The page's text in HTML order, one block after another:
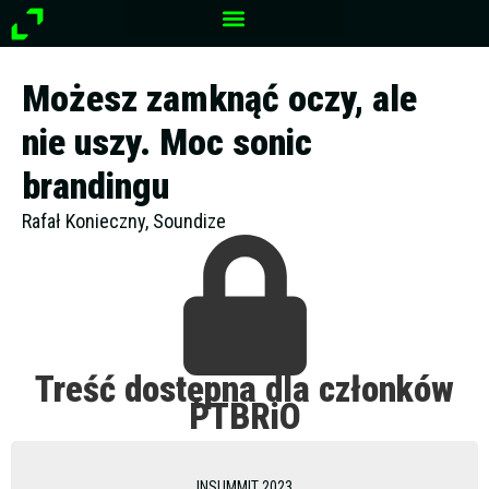
Przejdź
do
Możesz zamknąć oczy, ale
nie uszy. Moc sonic
brandingu
Rafał Konieczny, Soundize
Treść dostępna dla członków
PTBRiO